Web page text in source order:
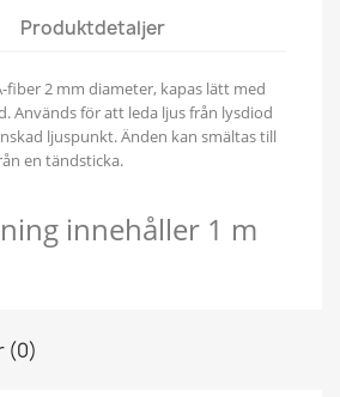
Produktdetaljer
fiber 2 mm diameter, kapas lätt med
Används för att leda ljus från lysdiod
ljuspunkt. Änden kan smältas till
en tändsticka.
innehåller 1 m
(0)